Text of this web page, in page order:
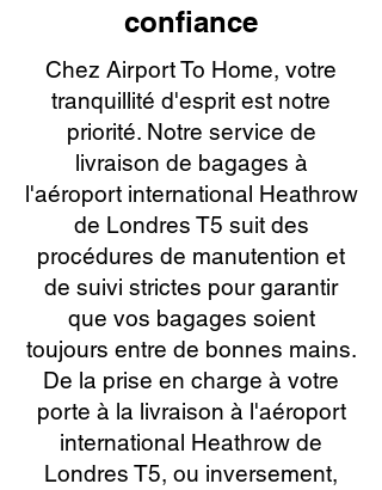
confiance
Chez Airport To Home, votre
tranquillité d'esprit est notre
priorité. Notre service de
livraison de bagages à
l'aéroport international Heathrow
de Londres T5 suit des
procédures de manutention et
de suivi strictes pour garantir
que vos bagages soient
toujours entre de bonnes mains.
De la prise en charge à votre
porte à la livraison à l'aéroport
international Heathrow de
Londres T5, ou inversement,